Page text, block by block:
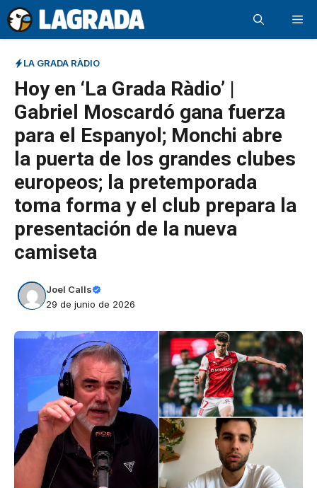
Saltar
al
contenido
LA GRADA RÀDIO
Hoy en ‘La Grada Ràdio’ |
Gabriel Moscardó gana fuerza
para el Espanyol; Monchi abre
la puerta de los grandes clubes
europeos; la pretemporada
toma forma y el club prepara la
presentación de la nueva
camiseta
Joel Calls
29 de junio de 2026